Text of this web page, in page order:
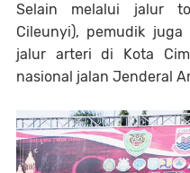
Selain melalui jalur
Cileunyi), pemudik
jalur arteri di Kota
nasional jalan Jenderal